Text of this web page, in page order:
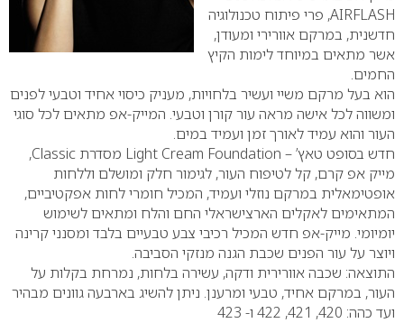
AIRFLASH, פרי פיתוח טכנולוגיה
חדשנית, במרקם אוורירי ומעודן,
אשר מתאים במיוחד לימות הקיץ
החמים.
הוא בעל מרקם משיי ועשיר בלחויות, מעניק כיסוי אחיד וטבעי לפנים
ומשווה לכל אישה מראה עור קורן וטבעי. המייק-אפ מתאים לכל סוגי
העור והוא עמיד לאורך זמן ועמיד במים.
חדש בסופט טאץ’ – Light Cream Foundation מסדרת Classic
,
מייק אפ קרם, קל לטיפוח העור, לגימור חלק ומושלם וללחות
אופטימאלית במרקם נוזלי ועמיד, המכיל חומרי לחות אפקטיביים,
המתאימים לאקלים הארצישראלי החם והלח ומתאים לשימוש
יומיומי. מייק-אפ חדש המכיל רכיבי צבע טבעיים בלבד ומסנני קרינה
ויוצר על עור הפנים שכבת הגנה מנזקי הסביבה.
התוצאה: שכבה אוורירית ודקה, עשירה בלחות, נמרחת בקלות על
העור, במרקם אחיד, טבעי ומרענן. ניתן להשיג בארבעה גוונים מבהיר
ועד כהה: 420, 421, 422 ו- 423